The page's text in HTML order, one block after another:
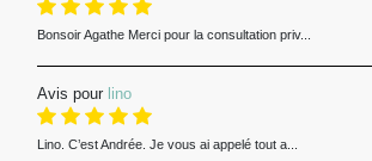
Bonsoir Agathe Merci pour la consultation priv...
Avis pour lino
Lino. C’est Andrée. Je vous ai appelé tout a...